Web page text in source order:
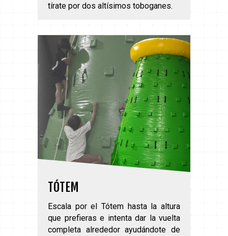
tírate por dos altísimos toboganes.
TÓTEM
Escala por el Tótem hasta la altura
que prefieras e intenta dar la vuelta
completa alrededor ayudándote de